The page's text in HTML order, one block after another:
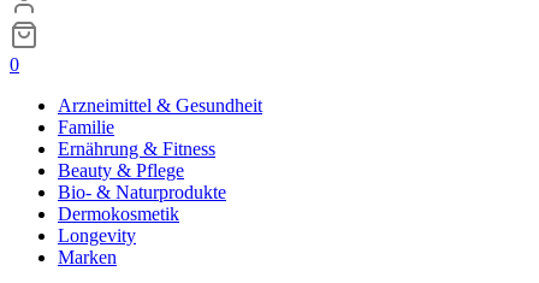
0
Arzneimittel & Gesundheit
Familie
Ernährung & Fitness
Beauty & Pflege
Bio- & Naturprodukte
Dermokosmetik
Longevity
Marken